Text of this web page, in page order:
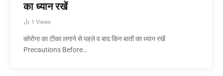
का ध्यान रखें
1 Views
कोरोना का टीका लगाने से पहले व बाद किन बातों का ध्यान रखें
Precautions Before…